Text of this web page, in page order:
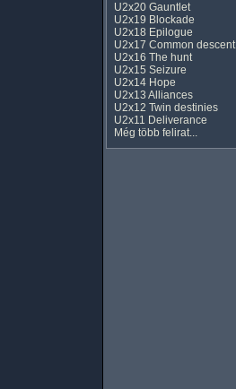
U2x20 Gauntlet
U2x19 Blockade
U2x18 Epilogue
U2x17 Common descent
U2x16 The hunt
U2x15 Seizure
U2x14 Hope
U2x13 Alliances
U2x12 Twin destinies
U2x11 Deliverance
Még több felirat...